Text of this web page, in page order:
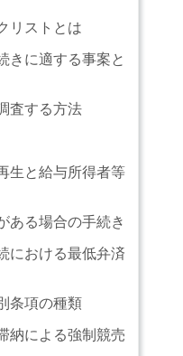
リストとは
きに適する事案と
査する方法
生と給与所得者等
ある場合の手続き
における最低弁済
条項の種類
納による強制競売